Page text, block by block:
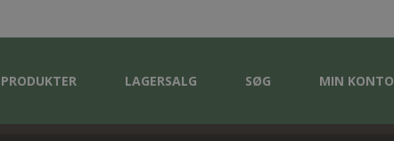
PRODUKTER LAGERSALG SØG MIN KONTO